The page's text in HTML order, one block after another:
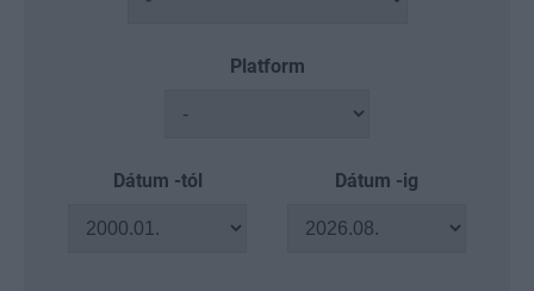
Platform
Dátum -tól Dátum -ig